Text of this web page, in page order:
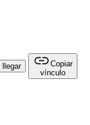
llegar
Copiar
vínculo